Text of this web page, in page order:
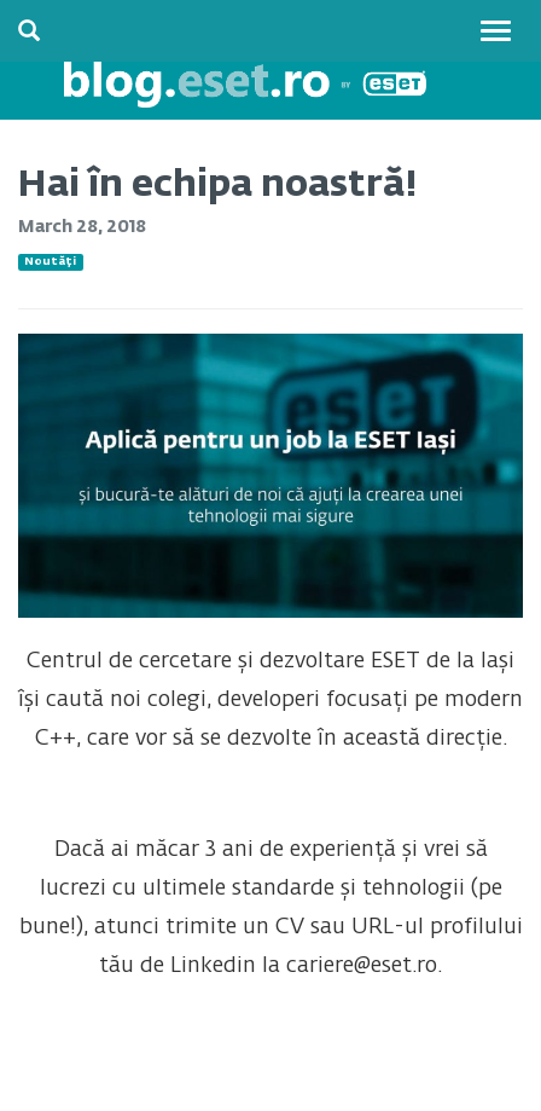
Hai în echipa noastră!
March 28, 2018
Noutăți
Centrul de cercetare și dezvoltare ESET de la Iași
își caută noi colegi, developeri focusați pe modern
C++, care vor să se dezvolte în această direcție.
Dacă ai măcar 3 ani de experiență și vrei să
lucrezi cu ultimele standarde și tehnologii (pe
bune!), atunci trimite un CV sau URL-ul profilului
tău de Linkedin la cariere@eset.ro.